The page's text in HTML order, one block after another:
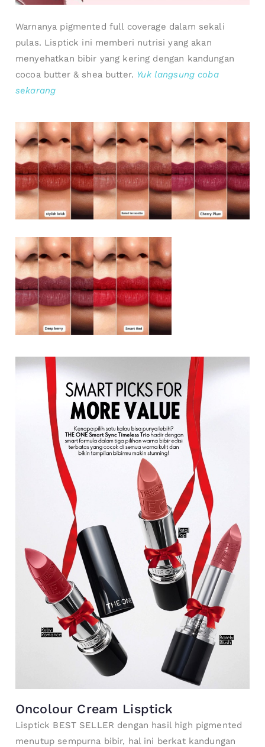
Warnanya pigmented full coverage dalam sekali
pulas. Lisptick ini memberi nutrisi yang akan
menyehatkan bibir yang kering dengan kandungan
cocoa butter & shea butter. Yuk langsung coba
sekarang
Oncolour Cream Lisptick
Lisptick BEST SELLER dengan hasil high pigmented
menutup sempurna bibir, hal ini berkat kandungan